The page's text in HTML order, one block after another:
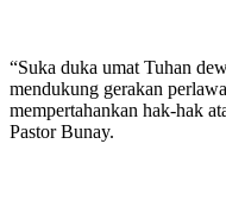
“Suka duka umat Tuhan
mendukung gerakan
mempertahankan hak-hak
Pastor Bunay.